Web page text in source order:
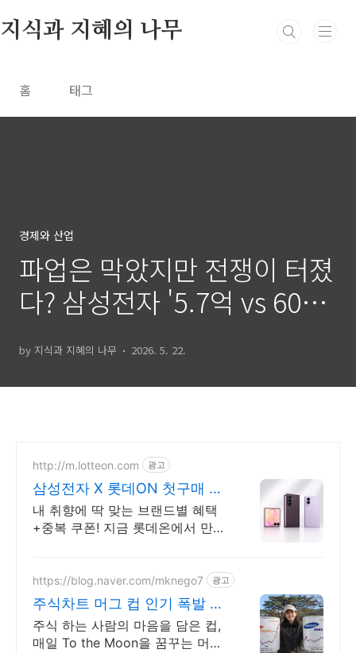
지식과 지혜의 나무
홈 태그
경제와 산업
파업은 막았지만 전쟁이 터졌
다? 삼성전자 '5.7억 vs 600
by 지식과 지혜의 나무 2026. 5. 22.
http://m.lotteon.com 광고
삼성전자 X 롯데ON 첫구매 최
대 5천원 혜택!
내 취향에 딱 맞는 브랜드별 혜택
+중복 쿠폰! 지금 롯데온에서 만나
https://blog.naver.com/mknego7 광고
주식차트 머그 컵 인기 폭발 내
일은 오늘보다 조금더 높이
주식 하는 사람의 마음을 담은 컵,
매일 To the Moon을 꿈꾸는 머그